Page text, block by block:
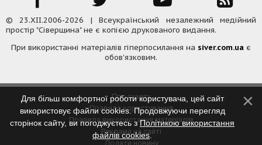
© 23.XII.2006-2026 | Всеукраїнський незалежний медійний
простір "Сіверщина" не є копією друкованого видання.
При використанні матеріалів гіперпосилання на siver.com.ua є
обов'язковим.
Про газету
Правила користування
Правила використання матеріалів
Реклама на сайті
Додати новину
Для більш комфортної роботи користувача, цей сайт
використовує файли cookies. Продовжуючи перегляд
сторінок сайту, ви погоджуєтесь зПолітикою використання
файлів cookies.